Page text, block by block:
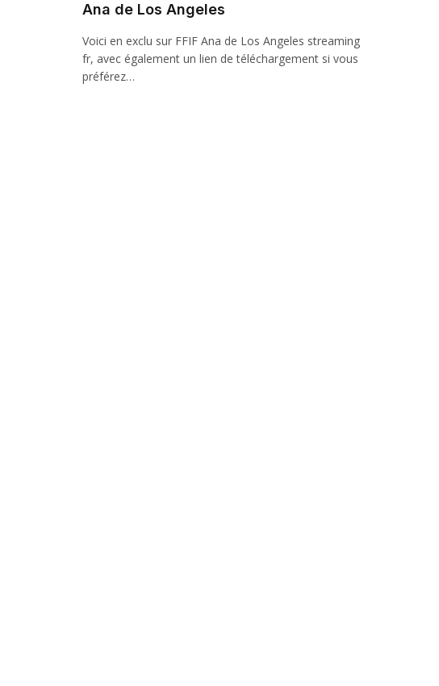
Ana de Los Angeles
Voici en exclu sur FFIF Ana de Los Angeles streaming
fr, avec également un lien de téléchargement si vous
préférez…